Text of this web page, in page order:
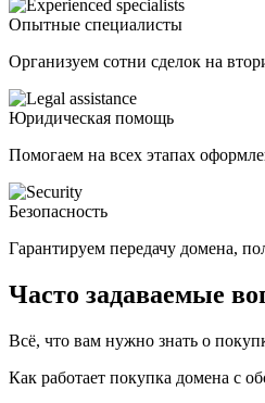
Опытные специалисты
Организуем сотни сделок на
Юридическая помощь
Помогаем на всех этапах
Безопасность
Гарантируем передачу домена,
Часто задаваемые
Всё, что вам нужно знать о
Как работает покупка домена с